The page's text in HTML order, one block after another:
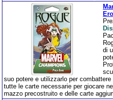
di
suo potere e utilizzarlo per
tutte le carte necessarie per giocare
mazzo precostruito e delle carte